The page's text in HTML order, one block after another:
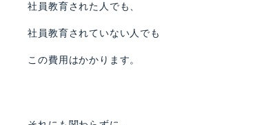
社員教育された人でも、
社員教育されていない人でも
この費用はかかります。